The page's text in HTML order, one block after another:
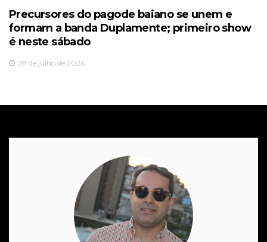
Precursores do pagode baiano se unem e
formam a banda Duplamente; primeiro show
é neste sábado
28 de julho de 2026